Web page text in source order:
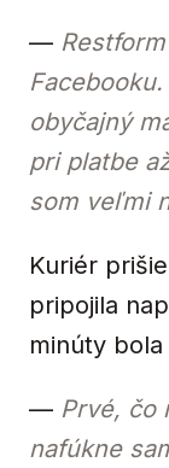
—
obyčajný
pri platbe
som veľmi
Kuriér
pripojila
minúty
— Prvé, čo
nafúkne